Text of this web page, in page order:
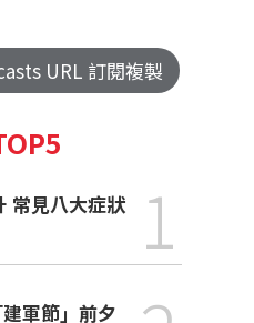
URL 訂閱複製
1
軍節」前夕